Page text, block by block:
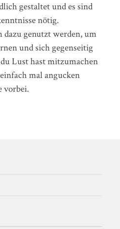
gestaltet und es sind
nötig.
dazu genutzt werden, um
und sich gegenseitig
Lust hast mitzumachen
mal angucken
vorbei.